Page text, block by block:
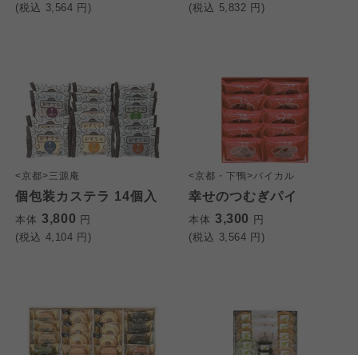
(税込 3,564 円)
(税込 5,832 円)
<京都>三源庵
個包装カステラ 14個入
本体 3,800 円
(税込 4,104 円)
<京都・下鴨>バイカル
幸せのつむぎパイ
本体 3,300 円
(税込 3,564 円)